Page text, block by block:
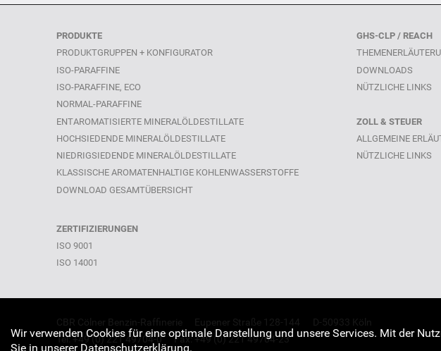
Wir verwenden Cookies für eine optimale Darstellung und unsere Services. Mit der
Sie in unserer Datenschutzerklärung.
PRODUKTE
PRODUKTGRUPPEN + KONFIGURATOR
ISO-PARAFFINE
ISO-PARAFFINE, ECO
NORMAL-PARAFFINE
ENTAROMATISIERTE MINERALÖLDESTILLATE
HOCHSIEDENDE MINERALÖLDESTILLATE
NIEDRIGSIEDENDE MINERALÖLDESTILLATE
KLASSISCHE AROMATENHALTIGE KOHLENWASSERSTOFFE
DOWNLOAD GESAMTÜBERSICHT
GHS-CLP / REACH
DOWNLOADS
NÜTZLICHE LINKS
ZOLL & STEUER
ALLGEMEINE
NÜTZLICHE LINKS
ZERTIFIZIERUNGEN
ISO 9001
ISO 14001
Tel: +49 (0) 221 49704-0
Fax: +49 (0) 221 49704-23